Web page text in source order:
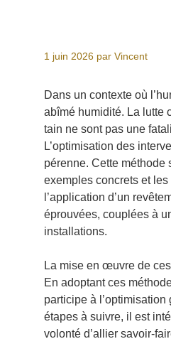
1 juin 2026 par Vincent
Dans un contexte où
abîmé humidité. La lutte
tain ne sont pas une
L’optimisation des
pérenne. Cette méthode
exemples concrets et
l’application d’un
éprouvées, couplées à
installations.
La mise en œuvre de
En adoptant ces
participe à
étapes à suivre, il est
volonté d’allier savoir-